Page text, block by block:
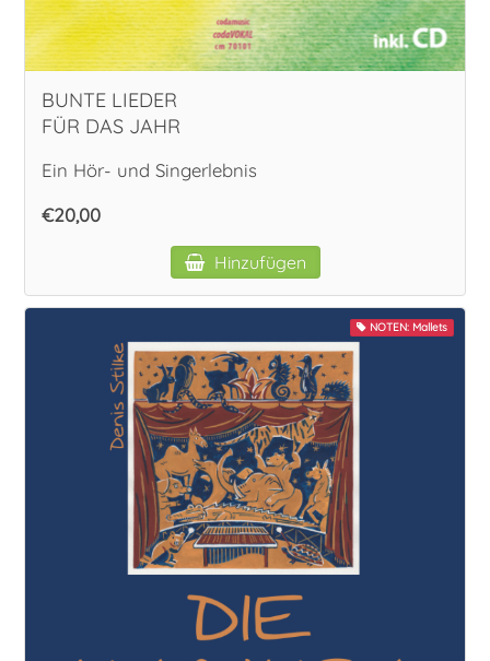
BUNTE LIEDER
FÜR DAS JAHR
Ein Hör- und Singerlebnis
€20,00
Hinzufügen
NOTEN: Mallets